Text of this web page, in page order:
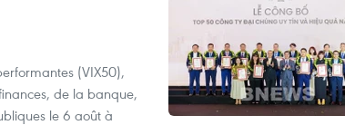
(VIX50),
de la banque,
le 6 août à